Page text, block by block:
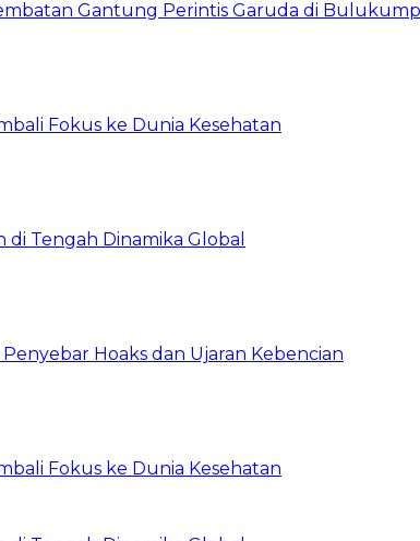
Gantung Perintis Garuda di
Fokus ke Dunia Kesehatan
Tengah Dinamika Global
Hoaks dan Ujaran Kebencian
Fokus ke Dunia Kesehatan